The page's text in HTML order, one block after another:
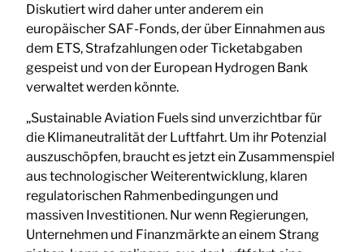
Diskutiert wird daher unter anderem ein
europäischer SAF-Fonds, der über Einnahmen aus
dem ETS, Strafzahlungen oder Ticketabgaben
gespeist und von der European Hydrogen Bank
verwaltet werden könnte.
„Sustainable Aviation Fuels sind unverzichtbar für
die Klimaneutralität der Luftfahrt. Um ihr Potenzial
auszuschöpfen, braucht es jetzt ein Zusammenspiel
aus technologischer Weiterentwicklung, klaren
regulatorischen Rahmenbedingungen und
massiven Investitionen. Nur wenn Regierungen,
Unternehmen und Finanzmärkte an einem Strang